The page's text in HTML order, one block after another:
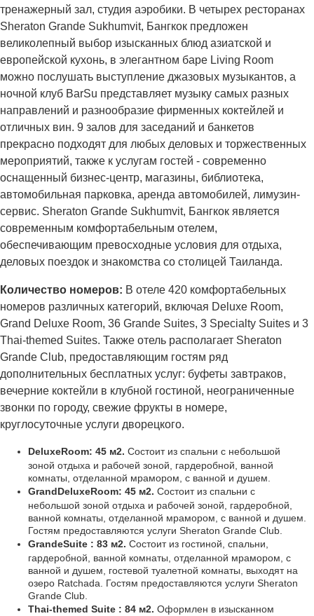
тренажерный зал, студия аэробики. В четырех ресторанах
Sheraton Grande Sukhumvit, Бангкок предложен
великолепный выбор изысканных блюд азиатской и
европейской кухонь, в элегантном баре Living Room
можно послушать выступление джазовых музыкантов, а
ночной клуб BarSu представляет музыку самых разных
направлений и разнообразие фирменных коктейлей и
отличных вин. 9 залов для заседаний и банкетов
прекрасно подходят для любых деловых и торжественных
мероприятий, также к услугам гостей - современно
оснащенный бизнес-центр, магазины, библиотека,
автомобильная парковка, аренда автомобилей, лимузин-
сервис. Sheraton Grande Sukhumvit, Бангкок является
современным комфортабельным отелем,
обеспечивающим превосходные условия для отдыха,
деловых поездок и знакомства со столицей Таиланда.
Количество номеров: В отеле 420 комфортабельных
номеров различных категорий, включая Deluxe Room,
Grand Deluxe Room, 36 Grande Suites, 3 Specialty Suites и 3
Thai-themed Suites. Также отель располагает Sheraton
Grande Club, предоставляющим гостям ряд
дополнительных бесплатных услуг: буфеты завтраков,
вечерние коктейли в клубной гостиной, неограниченные
звонки по городу, свежие фрукты в номере,
круглосуточные услуги дворецкого.
DeluxeRoom: 45 м2. Состоит из спальни с небольшой
зоной отдыха и рабочей зоной, гардеробной, ванной
комнаты, отделанной мрамором, с ванной и душем.
GrandDeluxeRoom: 45 м2. Состоит из спальни с
небольшой зоной отдыха и рабочей зоной, гардеробной,
ванной комнаты, отделанной мрамором, с ванной и душем.
Гостям предоставляются услуги Sheraton Grande Club.
GrandeSuite : 83 м2. Состоит из гостиной, спальни,
гардеробной, ванной комнаты, отделанной мрамором, с
ванной и душем, гостевой туалетной комнаты, выходят на
озеро Ratchada. Гостям предоставляются услуги Sheraton
Grande Club.
Thai-themed Suite : 84 м2. Оформлен в изысканном